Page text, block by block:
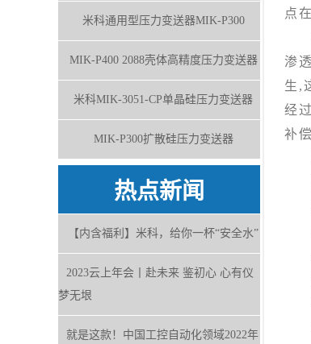
米科通用型压力变送器MIK-P300
MIK-P400 2088壳体高精度压力变送器
米科MIK-3051-CP单晶硅压力变送器
MIK-P300扩散硅压力变送器
热点新闻
【内含福利】米科，给你一杯“安全水”
2023云上年会丨赴未来 鉴初心 心有仪
梦无垠
就是这款！中国工控自动化领域2022年
点
采
渗
生,
经
补
阴
阳
1
3
分
4
5